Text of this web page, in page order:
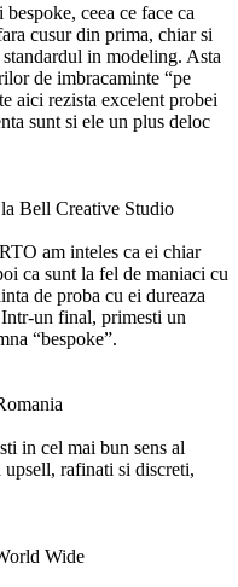
ceea ce face ca
cusur din prima, chiar si
in modeling. Asta
de imbracaminte “pe
aici rezista excelent probei
sunt si ele un plus deloc
Bell Creative Studio
am inteles ca ei chiar
ca sunt la fel de maniaci cu
de proba cu ei dureaza
un final, primesti un
“bespoke”.
in cel mai bun sens al
rafinati si discreti,
Wide